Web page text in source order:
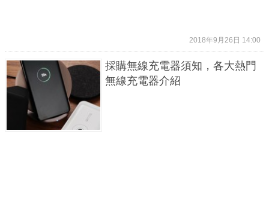
2018年9月26日 14:00
採購無線充電器須知，各大熱門
無線充電器介紹